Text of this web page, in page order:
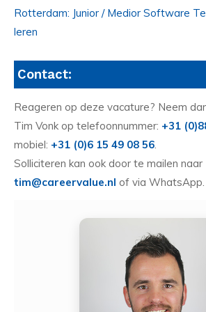
Rotterdam: Junior / Medior Software
leren
Contact:
Reageren op deze vacature? Neem
Tim Vonk op telefoonnummer: +31
mobiel: +31 (0)6 15 49 08 56
Solliciteren kan ook door te mailen naar
tim@careervalue.nl of via WhatsApp.